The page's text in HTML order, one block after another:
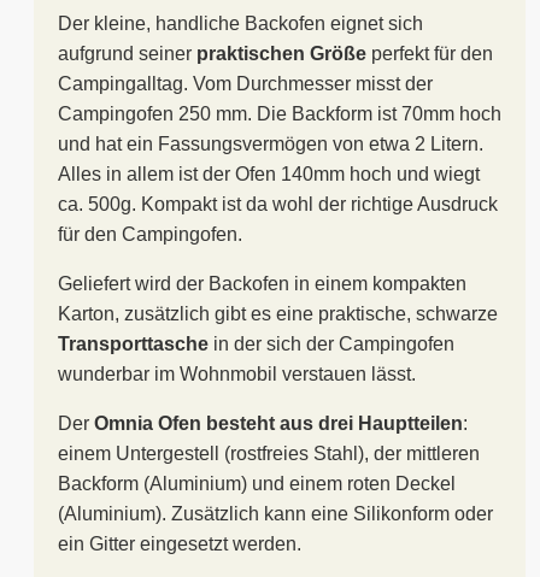
Der kleine, handliche Backofen eignet sich
aufgrund seiner praktischen Größe perfekt für den
Campingalltag. Vom Durchmesser misst der
Campingofen 250 mm. Die Backform ist 70mm hoch
und hat ein Fassungsvermögen von etwa 2 Litern.
Alles in allem ist der Ofen 140mm hoch und wiegt
ca. 500g. Kompakt ist da wohl der richtige Ausdruck
für den Campingofen.
Geliefert wird der Backofen in einem kompakten
Karton, zusätzlich gibt es eine praktische, schwarze
Transporttasche in der sich der Campingofen
wunderbar im Wohnmobil verstauen lässt.
Der Omnia Ofen besteht aus drei Hauptteilen:
einem Untergestell (rostfreies Stahl), der mittleren
Backform (Aluminium) und einem roten Deckel
(Aluminium). Zusätzlich kann eine Silikonform oder
ein Gitter eingesetzt werden.